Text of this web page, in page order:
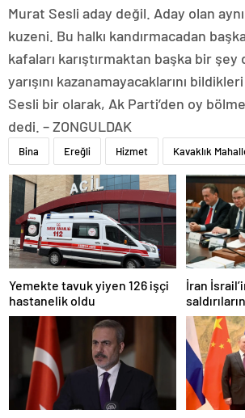
Murat Sesli aday değil. Aday olan
kuzeni. Bu halkı kandırmacadan
kafaları karıştırmaktan başka bir şey
yarışını kazanamayacaklarını
Sesli bir olarak, Ak Parti’den oy
dedi. – ZONGULDAK
Bina Ereğli Hizmet Kavaklık
Yemekte tavuk yiyen 126 işçi
hastanelik oldu
İran